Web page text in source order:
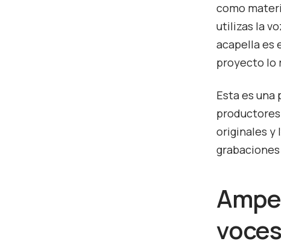
como
utilizas la
acapella es
proyecto lo
Esta es
originales y